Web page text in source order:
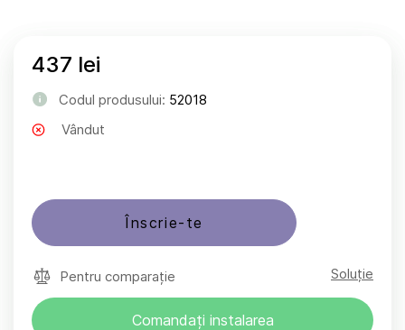
437 lei
Codul produsului: 52018
Vândut
Înscrie-te
Pentru comparație Soluție
Comandați instalarea